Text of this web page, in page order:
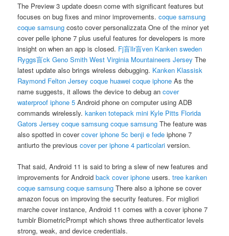
The Preview 3 update doesn come with significant features but
focuses on bug fixes and minor improvements.coque samsung
coque samsung costo cover personalizzata One of the minor yet
cover pelle iphone 7 plus useful features for developers is more
insight on when an app is closed. Fj盲llr盲ven Kanken sweden
Ryggs盲ck Geno Smith West Virginia Mountaineers Jersey The
latest update also brings wireless debugging. Kanken Klassisk
Raymond Felton Jersey coque huawei coque iphone As the
name suggests, it allows the device to debug ancover
waterproof iphone 5 Android phone on computer using ADB
commands wirelessly.kanken totepack mini Kyle Pitts Florida
Gators Jersey coque samsung coque samsung The feature was
also spotted in covercover iphone 5c benji e fede iphone 7
antiurto the previouscover per iphone 4 particolari version.
That said, Android 11 is said to bring a slew of new features and
improvements for Androidback cover iphone users.tree kanken
coque samsung coque samsung There also a iphone se cover
amazon focus on improving the security features. For migliori
marche cover instance, Android 11 comes with a cover iphone 7
tumblr BiometricPrompt which shows three authenticator levels
strong, weak, and device credentials.